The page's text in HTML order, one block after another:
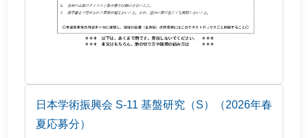
日本学術振興会 S-11 基盤研究（S）（2026年春
夏応募分）